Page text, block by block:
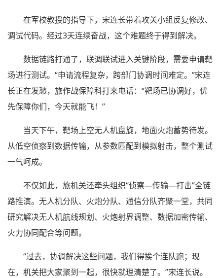
在军校教授的指导下，宋连长带着攻关小组反复修改、
调试代码。经过3天连续奋战，这个难题终于得到解决。
数据链路打通了，联调联试进入关键阶段，需要申请靶
场进行测试。“申请流程复杂，跨部门协调时间难定。”宋连
长正在发愁，旅作战保障科打来电话：“靶场已协调好，优
先保障你们，今天就能飞！”
当天下午，靶场上空无人机盘旋，地面火炮蓄势待发。
从低空侦察到数据传输，从参数匹配到模拟射击，整个测试
一气呵成。
不仅如此，旅机关还牵头组织“侦察—传输—打击”全链
路推演。无人机分队、火炮分队、通信分队齐聚一堂，共同
研究解决无人机航线规划、火炮射界调整、数据加密传输、
火力协同配合等问题。
“过去，协调解决这些问题，我们得挨个连队跑；现
在，机关把大家聚到一起，很快就理清楚了。”宋连长说。